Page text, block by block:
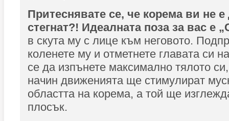
Притеснявате се, че корема ви не
стегнат?! Идеалната поза за вас е
в скута му с лице към неговото.
коленете му и отметнете главата си
се да изпънете максимално тялото
начин движенията ще стимулират
областта на корема, а той ще
плосък.